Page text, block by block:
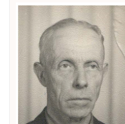
deze
mensen
het